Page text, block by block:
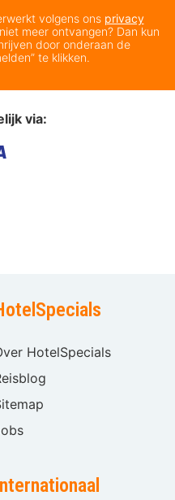
volgens ons privacy
meer ontvangen? Dan kun
door onderaan de
te klikken.
via:
HotelSpecials